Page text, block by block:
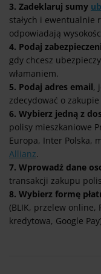
3. Zadeklaruj sumy
stałych i ewentualnie
odpowiadają
4. Podaj
gdy chcesz
włamaniem.
5. Podaj adres email,
zdecydować o
6. Wybierz jedną z
polisy mieszkaniowe
Europa, Inter Polska,
Allianz.
7. Wprowadź dane
transakcji zakupu
8. Wybierz formę
(BLIK, przelew online,
kredytowa, Google